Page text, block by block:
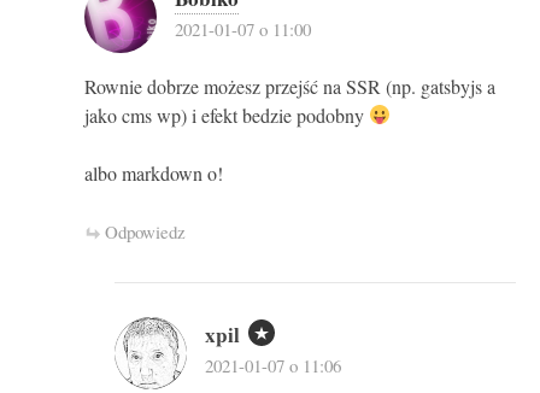
2021-01-07 o 11:00
Rownie dobrze możesz przejść na SSR (np. gatsbyjs a
jako cms wp) i efekt bedzie podobny
albo markdown o!
Odpowiedz
xpil
2021-01-07 o 11:06